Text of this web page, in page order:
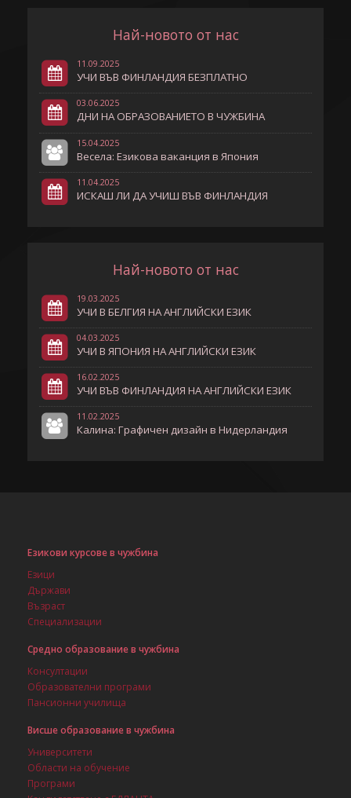
Най-новото от нас
11.09.2025
УЧИ ВЪВ ФИНЛАНДИЯ БЕЗПЛАТНО
03.06.2025
ДНИ НА ОБРАЗОВАНИЕТО В ЧУЖБИНА
15.04.2025
Весела: Езикова ваканция в Япония
11.04.2025
ИСКАШ ЛИ ДА УЧИШ ВЪВ ФИНЛАНДИЯ
Най-новото от нас
19.03.2025
УЧИ В БЕЛГИЯ НА АНГЛИЙСКИ ЕЗИК
04.03.2025
УЧИ В ЯПОНИЯ НА АНГЛИЙСКИ ЕЗИК
16.02.2025
УЧИ ВЪВ ФИНЛАНДИЯ НА АНГЛИЙСКИ ЕЗИК
11.02.2025
Калина: Графичен дизайн в Нидерландия
Езикови курсове в чужбина
Езици
Държави
Възраст
Специализации
Средно образование в чужбина
Консултации
Образователни програми
Пансионни училища
Висше образование в чужбина
Университети
Области на обучение
Програми